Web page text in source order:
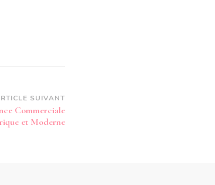
SUIVANT
Commerciale
et Moderne